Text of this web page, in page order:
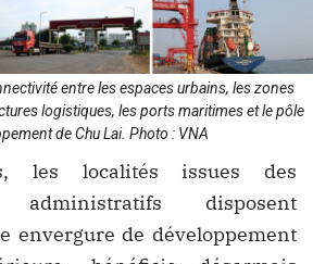
entre les espaces urbains, les zones
logistiques, les ports maritimes et le pôle
de Chu Lai. Photo : VNA
les localités issues des
administratifs disposent
envergure de développement